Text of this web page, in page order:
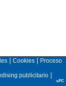
| Cookies|
Proceso
publicitario|
v.PC